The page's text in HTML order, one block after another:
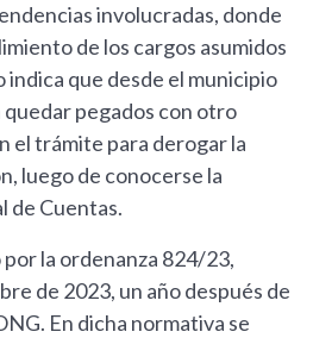
involucradas, donde
de los cargos asumidos
indica que desde el municipio
pegados con otro
el trámite para derogar la
luego de conocerse la
de Cuentas.
la ordenanza 824/23,
de 2023, un año después de
En dicha normativa se